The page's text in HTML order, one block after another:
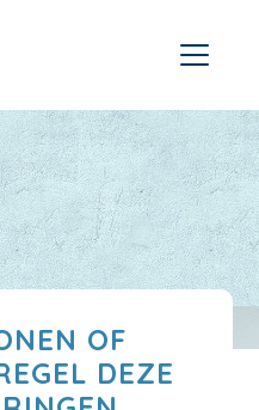
OF
DEZE